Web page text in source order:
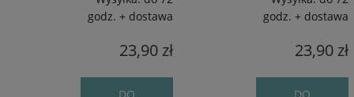
godz. + dostawa
23,90 zł
godz. + dostawa
23,90 zł